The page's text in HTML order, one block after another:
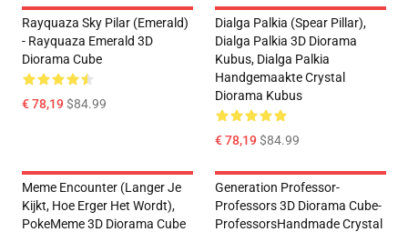
Rayquaza Sky Pilar (Emerald)
- Rayquaza Emerald 3D
Diorama Cube
€ 78,19$84.99
Dialga Palkia (Spear Pillar),
Dialga Palkia 3D Diorama
Kubus, Dialga Palkia
Handgemaakte Crystal
Diorama Kubus
€ 78,19$84.99
Meme Encounter (Langer Je
Kijkt, Hoe Erger Het Wordt),
PokeMeme 3D Diorama Cube
Generation Professor-
Professors 3D Diorama Cube-
ProfessorsHandmade Crystal